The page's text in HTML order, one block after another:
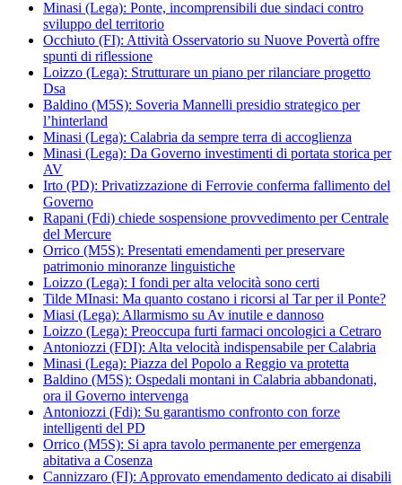
Minasi (Lega): Ponte, incomprensibili due sindaci contro
sviluppo del territorio
Occhiuto (FI): Attività Osservatorio su Nuove Povertà offre
spunti di riflessione
Loizzo (Lega): Strutturare un piano per rilanciare progetto
Dsa
Baldino (M5S): Soveria Mannelli presidio strategico per
l’hinterland
Minasi (Lega): Calabria da sempre terra di accoglienza
Minasi (Lega): Da Governo investimenti di portata storica per
AV
Irto (PD): Privatizzazione di Ferrovie conferma fallimento del
Governo
Rapani (Fdi) chiede sospensione provvedimento per Centrale
del Mercure
Orrico (M5S): Presentati emendamenti per preservare
patrimonio minoranze linguistiche
Loizzo (Lega): I fondi per alta velocità sono certi
Tilde MInasi: Ma quanto costano i ricorsi al Tar per il Ponte?
Miasi (Lega): Allarmismo su Av inutile e dannoso
Loizzo (Lega): Preoccupa furti farmaci oncologici a Cetraro
Antoniozzi (FDI): Alta velocità indispensabile per Calabria
Minasi (Lega): Piazza del Popolo a Reggio va protetta
Baldino (M5S): Ospedali montani in Calabria abbandonati,
ora il Governo intervenga
Antoniozzi (Fdi): Su garantismo confronto con forze
intelligenti del PD
Orrico (M5S): Si apra tavolo permanente per emergenza
abitativa a Cosenza
Cannizzaro (FI): Approvato emendamento dedicato ai disabili